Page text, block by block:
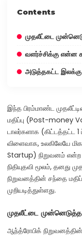
Contents
முதலீட்டை
வளர்ச்சிக்கு என்ன
அடுத்தகட்ட இலக்கு
இந்த பிரம்மாண்ட
மதிப்பு (Post-money
டாலர்களாக (கிட்டத்தட்ட
விளைவாக, உலகிலேயே
Startup) நிறுவனம்
நிதியுதவி மூலம்,
நிறுவனத்தின் சந்தை
முறியடித்துள்ளது.
முதலீட்டை
ஆந்த்ரோபிக்